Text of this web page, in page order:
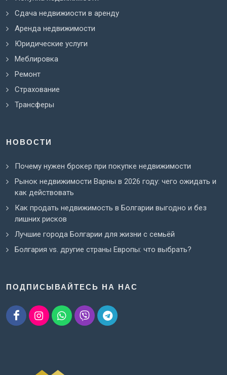
ПОДПИСЫВАЙТЕСЬ НА НАС
Сдача недвижиости в аренду
Аренда недвижимости
Юридические услуги
Меблировка
Ремонт
Страхование
Трансферы
НОВОСТИ
Почему нужен брокер при покупке недвижимости
Рынок недвижимости Варны в 2026 году: чего ожидать и
как действовать
Как продать недвижимость в Болгарии выгодно и без
лишних рисков
Лучшие города Болгарии для жизни с семьёй
Болгария vs. другие страны Европы: что выбрать?